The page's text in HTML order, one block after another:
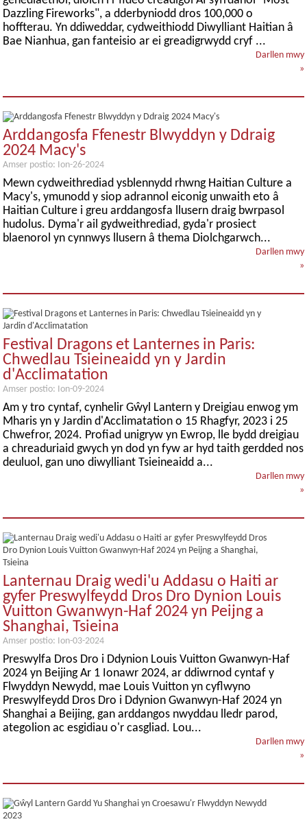
Dazzling Fireworks", a dderbyniodd dros 100,000 o
hoffterau. Yn ddiweddar, cydweithiodd Diwylliant Haitian â
Bae Nianhua, gan fanteisio ar ei greadigrwydd cryf ...
Darllen mwy
»
Arddangosfa Ffenestr Blwyddyn y Ddraig
2024 Macy's
Amser postio: Ion-26-2024
Mewn cydweithrediad ysblennydd rhwng Haitian Culture a
Macy's, ymunodd y siop adrannol eiconig unwaith eto â
Haitian Culture i greu arddangosfa llusern draig bwrpasol
hudolus. Dyma'r ail gydweithrediad, gyda'r prosiect
blaenorol yn cynnwys llusern â thema Diolchgarwch...
Darllen mwy
»
Festival Dragons et Lanternes in Paris:
Chwedlau Tsieineaidd yn y Jardin
d'Acclimatation
Amser postio: Ion-09-2024
Am y tro cyntaf, cynhelir Gŵyl Lantern y Dreigiau enwog ym
Mharis yn y Jardin d'Acclimatation o 15 Rhagfyr, 2023 i 25
Chwefror, 2024. Profiad unigryw yn Ewrop, lle bydd dreigiau
a chreaduriaid gwych yn dod yn fyw ar hyd taith gerdded nos
deuluol, gan uno diwylliant Tsieineaidd a...
Darllen mwy
»
Lanternau Draig wedi'u Addasu o Haiti ar
gyfer Preswylfeydd Dros Dro Dynion Louis
Vuitton Gwanwyn-Haf 2024 yn Peijng a
Shanghai, Tsieina
Amser postio: Ion-03-2024
Preswylfa Dros Dro i Ddynion Louis Vuitton Gwanwyn-Haf
2024 yn Beijing Ar 1 Ionawr 2024, ar ddiwrnod cyntaf y
Flwyddyn Newydd, mae Louis Vuitton yn cyflwyno
Preswylfeydd Dros Dro i Ddynion Gwanwyn-Haf 2024 yn
Shanghai a Beijing, gan arddangos nwyddau lledr parod,
ategolion ac esgidiau o'r casgliad. Lou...
Darllen mwy
»